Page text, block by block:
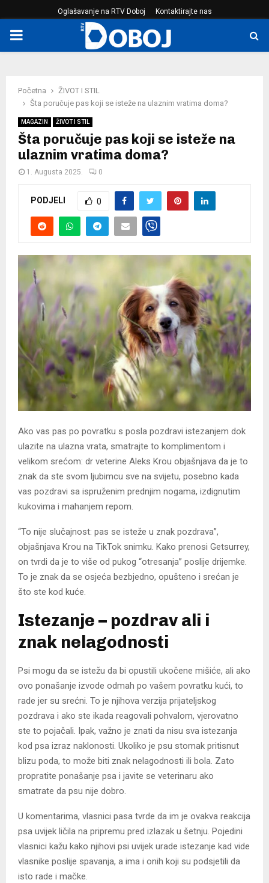
Oglašavanje na RTV Doboj Kontaktirajte nas
PRIMARY
Početna
ŽIVOT I STIL
Šta poručuje pas koji se isteže na ulaznim vratima doma?
MAGAZIN ŽIVOT I STIL
Šta poručuje pas koji se isteže na
ulaznim vratima doma?
1. Augusta 2025. 0
PODJELI 0
Ako vas pas po povratku s posla pozdravi istezanjem dok
ulazite na ulazna vrata, smatrajte to komplimentom i
velikom srećom: dr veterine Aleks Krou objašnjava da je to
znak da ste svom ljubimcu sve na svijetu, posebno kada
vas pozdravi sa ispruženim prednjim nogama, izdignutim
kukovima i mahanjem repom.
“To nije slučajnost: pas se isteže u znak pozdrava”,
objašnjava Krou na TikTok snimku. Kako prenosi Getsurrey,
on tvrdi da je to više od pukog “otresanja” poslije drijemke.
To je znak da se osjeća bezbjedno, opušteno i srećan je
što ste kod kuće.
Istezanje – pozdrav ali i
znak nelagodnosti
Psi mogu da se istežu da bi opustili ukočene mišiće, ali ako
ovo ponašanje izvode odmah po vašem povratku kući, to
rade jer su srećni. To je njihova verzija prijateljskog
pozdrava i ako ste ikada reagovali pohvalom, vjerovatno
ste to pojačali. Ipak, važno je znati da nisu sva istezanja
kod psa izraz naklonosti. Ukoliko je psu stomak pritisnut
blizu poda, to može biti znak nelagodnosti ili bola. Zato
propratite ponašanje psa i javite se veterinaru ako
smatrate da psu nije dobro.
U komentarima, vlasnici pasa tvrde da im je ovakva reakcija
psa uvijek ličila na pripremu pred izlazak u šetnju. Pojedini
vlasnici kažu kako njihovi psi uvijek urade istezanje kad vide
vlasnike poslije spavanja, a ima i onih koji su podsjetili da
isto rade i mačke.